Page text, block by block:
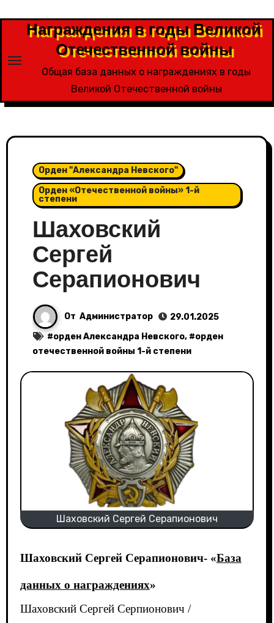
содержимому
Награждения в годы Великой
Отечественной войны
Общая база данных о награждениях в годы
Великой Отечественной войны
Орден "Александра Невского"
Орден «Отечественной войны» 1-й
степени
Шаховский
Сергей
Серапионович
От Администратор
29.01.2025
#орден Александра Невского, #орден
отечественной войны 1-й степени
Шаховский Сергей Серапионович
Шаховский Сергей Серапионович- «База
данных о награждениях»
Шаховский Сергей Серпионович /